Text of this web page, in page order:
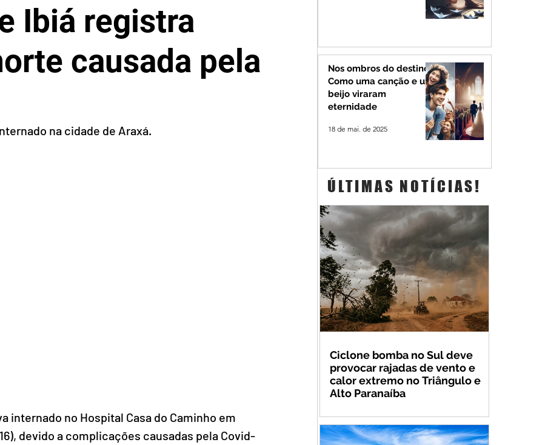
Ibiá registra
causada pela
na cidade de Araxá.
internado no Hospital Casa do Caminho em
devido a complicações causadas pela Covid-
Nos ombros do destino:
Como uma canção e um
beijo viraram
eternidade
18 de mai. de 2025
ÚLTIMAS NOTÍCIAS!
Ciclone bomba no Sul deve
provocar rajadas de vento e
calor extremo no Triângulo e
Alto Paranaíba